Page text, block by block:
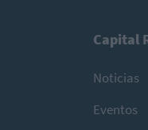
Capital
Noticias
Eventos